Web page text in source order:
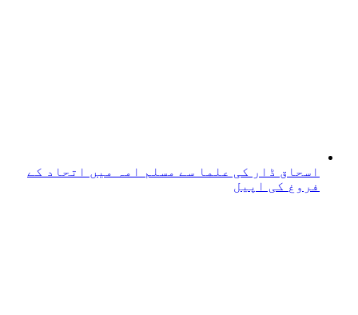
اسحاق ڈار کی علما سے مسلم امہ میں اتحاد کے
فروغ کی اپیل